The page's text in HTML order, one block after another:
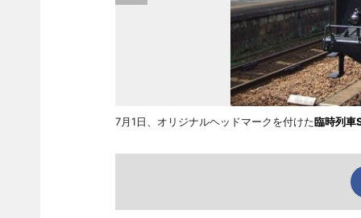
7月1日、オリジナルヘッドマークを付けた臨時列車